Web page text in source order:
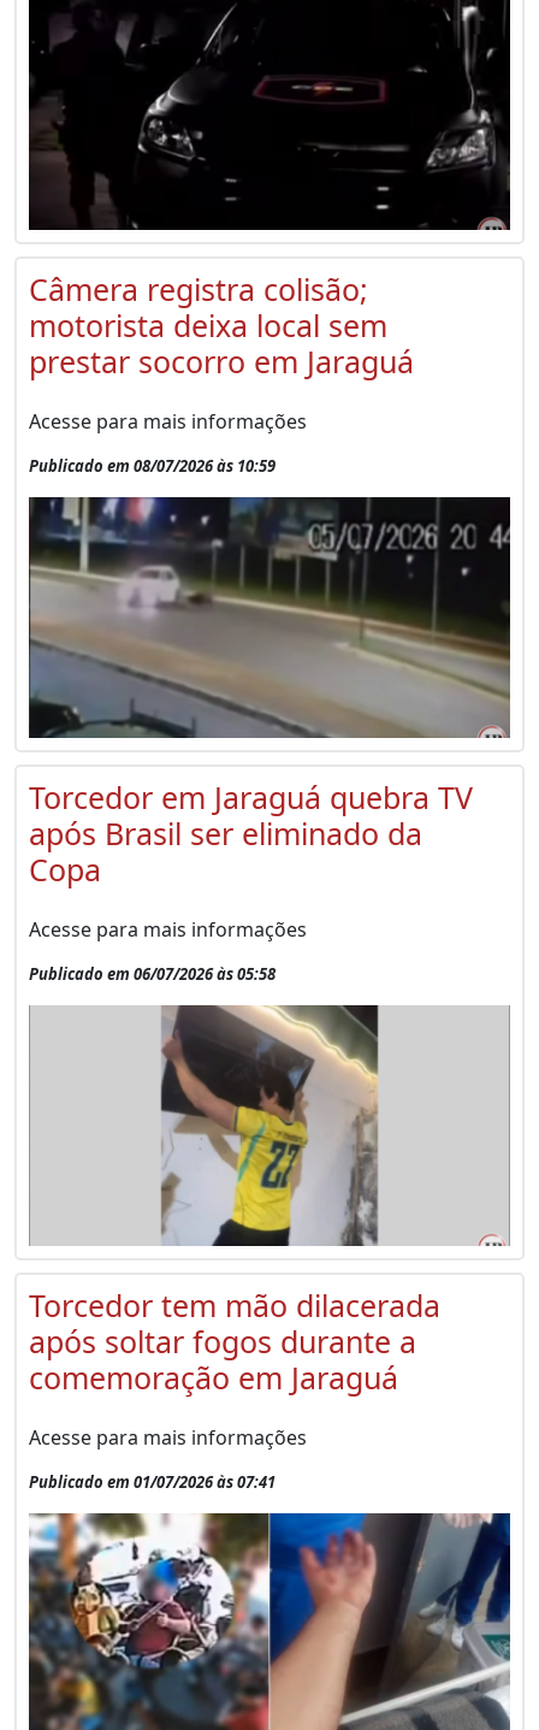
Câmera registra colisão;
motorista deixa local sem
prestar socorro em Jaraguá
Acesse para mais informações
Publicado em 08/07/2026 às 10:59
Torcedor em Jaraguá quebra TV
após Brasil ser eliminado da
Copa
Acesse para mais informações
Publicado em 06/07/2026 às 05:58
Torcedor tem mão dilacerada
após soltar fogos durante a
comemoração em Jaraguá
Acesse para mais informações
Publicado em 01/07/2026 às 07:41